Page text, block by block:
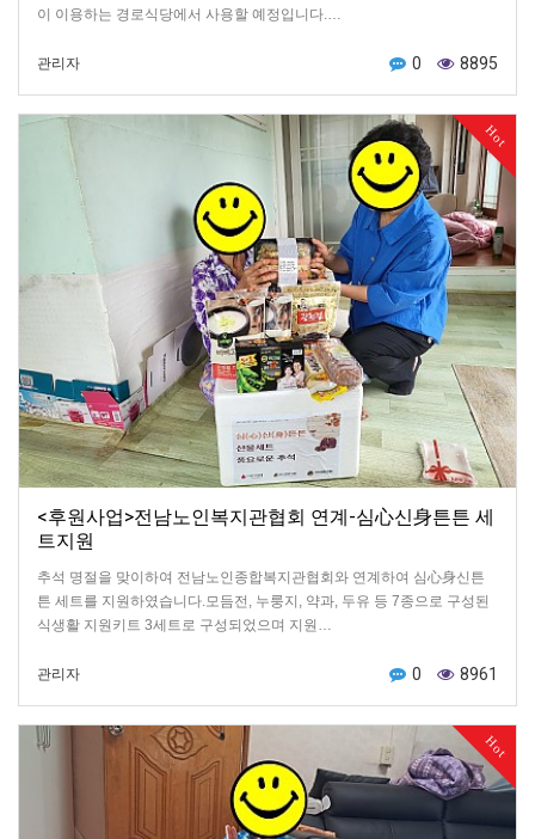
이 이용하는 경로식당에서 사용할 예정입니다.…
관리자 0 8895
Hot
<후원사업>전남노인복지관협회 연계-심心신身튼튼 세
트지원
추석 명절을 맞이하여 전남노인종합복지관협회와 연계하여 심心身신튼
튼 세트를 지원하였습니다.모듬전, 누룽지, 약과, 두유 등 7종으로 구성된
식생활 지원키트 3세트로 구성되었으며 지원…
관리자 0 8961
Hot